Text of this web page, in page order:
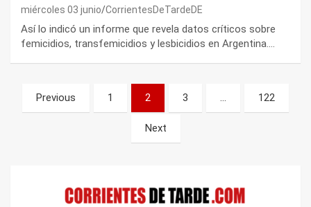
miércoles 03 junio CorrientesDeTardeDE
Así lo indicó un informe que revela datos críticos sobre
femicidios, transfemicidios y lesbicidios en Argentina.…
Paginación
de
Previous 1 2 3 … 122
Next